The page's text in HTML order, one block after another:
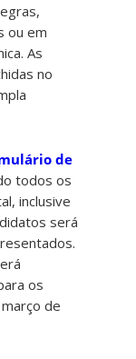
ou em
As
no
de
todos os
inclusive
será
os
de